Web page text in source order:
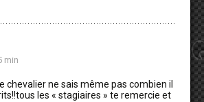
min
chevalier ne sais même pas combien il
les « stagiaires » te remercie et